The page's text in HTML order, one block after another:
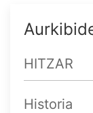
HITZAR
Historia